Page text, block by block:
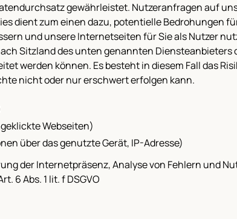
gewährleistet. Nutzeranfragen auf
dient zum einen dazu, potentielle
und unsere Internetseiten für Sie als Nutzer
Sitzland des unten genannten
werden können. Es besteht in diesem Fall das
nicht oder nur erschwert erfolgen kann.
Webseiten)
über das genutzte Gerät, IP-Adresse)
der Internetpräsenz, Analyse von Fehlern und
6 Abs. 1 lit. f DSGVO